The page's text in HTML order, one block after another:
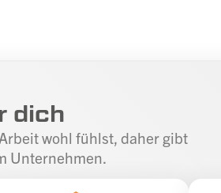
dich
wohl fühlst, daher gibt
Unternehmen.